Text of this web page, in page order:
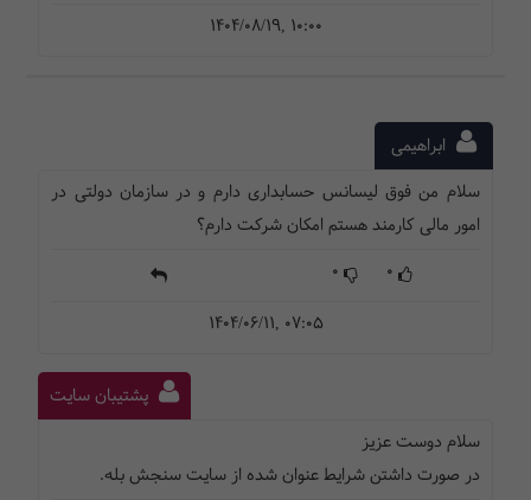
1404/08/19, 10:00
ابراهیمی
سلام من فوق لیسانس حسابداری دارم و در سازمان دولتی در
امور مالی کارمند هستم امکان شرکت دارم؟
0
0
1404/06/11, 07:05
پشتیبان سایت
سلام دوست عزیز
در صورت داشتن شرایط عنوان شده از سایت سنجش بله.